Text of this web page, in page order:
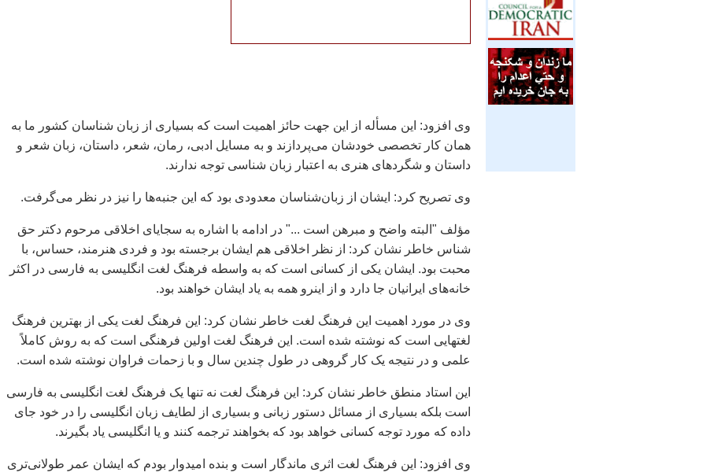
وی افزود: اين مسأله از اين جهت حائز اهميت است که بسياری از زبان شناسان کشور ما به
همان کار تخصصی خودشان می‌پردازند و به مسايل ادبی، رمان، شعر، داستان، زبان شعر و
داستان و شگردهای هنری به اعتبار زبان شناسی توجه ندارند.
وی تصريح کرد: ايشان از زبان‌شناسان معدودی بود که اين جنبه‌ها را نيز در نظر می‌گرفت.
مؤلف "البته واضح و مبرهن است ..." در ادامه با اشاره به سجايای اخلاقی مرحوم دکتر حق
شناس خاطر نشان کرد: از نظر اخلاقی هم ايشان برجسته بود و فردی هنرمند، حساس، با
محبت بود. ايشان يکی از کسانی است که به واسطه فرهنگ لغت انگليسی به فارسی در اکثر
خانه‌های ايرانيان جا دارد و از اينرو همه به ياد ايشان خواهند بود.
وی در مورد اهميت اين فرهنگ لغت خاطر نشان کرد: اين فرهنگ لغت يکی از بهترين فرهنگ
لغتهايی است که نوشته شده است. اين فرهنگ لغت اولين فرهنگی است که به روش کاملاً
علمی و در نتيجه يک کار گروهی در طول چندين سال و با زحمات فراوان نوشته شده است.
اين استاد منطق خاطر نشان کرد: اين فرهنگ لغت نه تنها يک فرهنگ لغت انگليسی به فارسی
است بلکه بسياری از مسائل دستور زبانی و بسياری از لطايف زبان انگليسی را در خود جای
داده که مورد توجه کسانی خواهد بود که بخواهند ترجمه کنند و يا انگليسی ياد بگيرند.
وی افزود: اين فرهنگ لغت اثری ماندگار است و بنده اميدوار بودم که ايشان عمر طولانی‌تری